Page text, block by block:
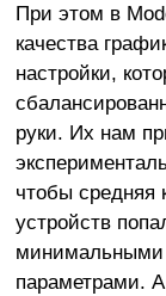
При этом в
качества
настройки,
руки. Их нам
чтобы средняя
устройств
минимальными
параметрами. А